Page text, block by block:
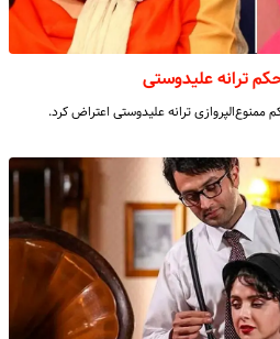
ترانه علیدوستی
ترانه علیدوستی اعتراض کرد.